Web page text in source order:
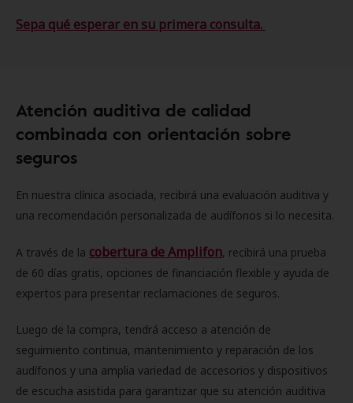
Sepa qué esperar en su primera consulta.
Atención auditiva de calidad
combinada con orientación sobre
seguros
En nuestra clínica asociada, recibirá una evaluación auditiva y
una recomendación personalizada de audífonos si lo necesita.
A través de la cobertura de Amplifon, recibirá una prueba
de 60 días gratis, opciones de financiación flexible y ayuda de
expertos para presentar reclamaciones de seguros.
Luego de la compra, tendrá acceso a atención de
seguimiento continua, mantenimiento y reparación de los
audífonos y una amplia variedad de accesorios y dispositivos
de escucha asistida para garantizar que su atención auditiva